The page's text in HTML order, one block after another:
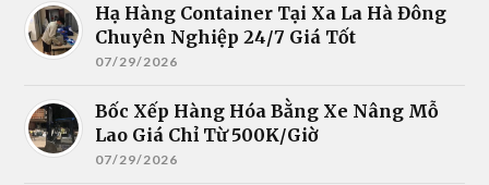
Hạ Hàng Container Tại Xa La Hà Đông
Chuyên Nghiệp 24/7 Giá Tốt
07/29/2026
Bốc Xếp Hàng Hóa Bằng Xe Nâng Mỗ
Lao Giá Chỉ Từ 500K/Giờ
07/29/2026